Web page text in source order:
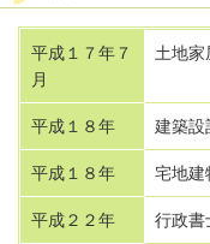
平成１７年７
月
土地家
平成１８年 建築設
平成１８年 宅地建
平成２２年 行政書